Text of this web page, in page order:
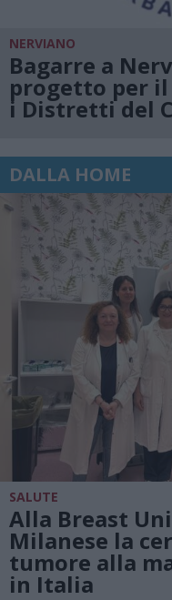
NERVIANO
Bagarre a
progetto per
i Distretti del
DALLA HOME
SALUTE
Alla Breast
Milanese la
tumore alla
in Italia